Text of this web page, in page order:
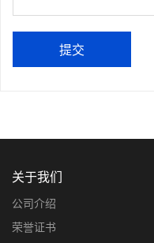
提交
关于我们
公司介绍
荣誉证书